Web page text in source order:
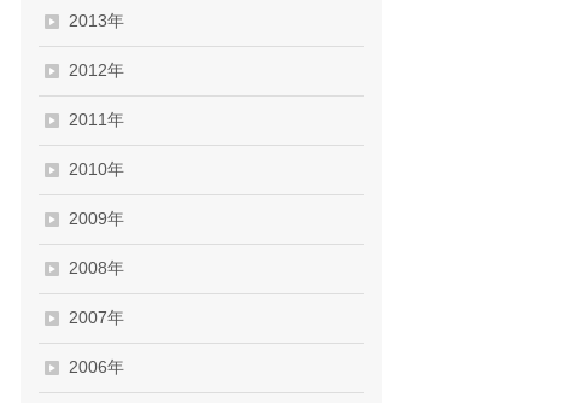
2013年
2012年
2011年
2010年
2009年
2008年
2007年
2006年